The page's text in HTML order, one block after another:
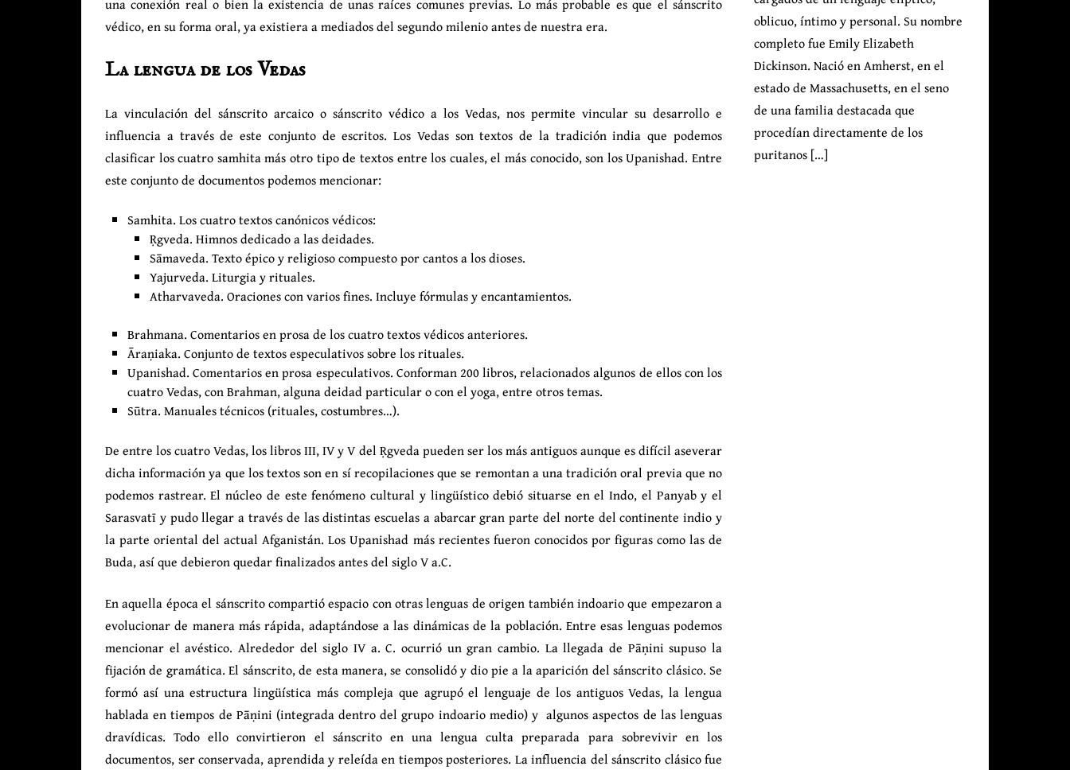
una conexión real o bien la existencia de unas raíces comunes previas. Lo más probable es que el sánscrito
védico, en su forma oral, ya existiera a mediados del segundo milenio antes de nuestra era.
La lengua de los Vedas
La vinculación del sánscrito arcaico o sánscrito védico a los Vedas, nos permite vincular su desarrollo e
influencia a través de este conjunto de escritos. Los Vedas son textos de la tradición india que podemos
clasificar los cuatro samhita más otro tipo de textos entre los cuales, el más conocido, son los Upanishad. Entre
este conjunto de documentos podemos mencionar:
Samhita. Los cuatro textos canónicos védicos:
Ṛgveda. Himnos dedicado a las deidades.
Sāmaveda. Texto épico y religioso compuesto por cantos a los dioses.
Yajurveda. Liturgia y rituales.
Atharvaveda. Oraciones con varios fines. Incluye fórmulas y encantamientos.
Brahmana. Comentarios en prosa de los cuatro textos védicos anteriores.
Āraṇiaka. Conjunto de textos especulativos sobre los rituales.
Upanishad. Comentarios en prosa especulativos. Conforman 200 libros, relacionados algunos de ellos con los
cuatro Vedas, con Brahman, alguna deidad particular o con el yoga, entre otros temas.
Sūtra. Manuales técnicos (rituales, costumbres…).
De entre los cuatro Vedas, los libros III, IV y V del Ṛgveda pueden ser los más antiguos aunque es difícil aseverar
dicha información ya que los textos son en sí recopilaciones que se remontan a una tradición oral previa que no
podemos rastrear. El núcleo de este fenómeno cultural y lingüístico debió situarse en el Indo, el Panyab y el
Sarasvatī y pudo llegar a través de las distintas escuelas a abarcar gran parte del norte del continente indio y
la parte oriental del actual Afganistán. Los Upanishad más recientes fueron conocidos por figuras como las de
Buda, así que debieron quedar finalizados antes del siglo V a.C.
En aquella época el sánscrito compartió espacio con otras lenguas de origen también indoario que empezaron a
evolucionar de manera más rápida, adaptándose a las dinámicas de la población. Entre esas lenguas podemos
mencionar el avéstico. Alrededor del siglo IV a. C. ocurrió un gran cambio. La llegada de Pāṇini supuso la
fijación de gramática. El sánscrito, de esta manera, se consolidó y dio pie a la aparición del sánscrito clásico. Se
formó así una estructura lingüística más compleja que agrupó el lenguaje de los antiguos Vedas, la lengua
hablada en tiempos de Pāṇini (integrada dentro del grupo indoario medio) y algunos aspectos de las lenguas
dravídicas. Todo ello convirtieron el sánscrito en una lengua culta preparada para sobrevivir en los
documentos, ser conservada, aprendida y releída en tiempos posteriores. La influencia del sánscrito clásico fue
oblicuo, íntimo y personal. Su nombre
completo fue Emily Elizabeth
Dickinson. Nació en Amherst, en el
estado de Massachusetts, en el seno
de una familia destacada que
procedían directamente de los
puritanos […]